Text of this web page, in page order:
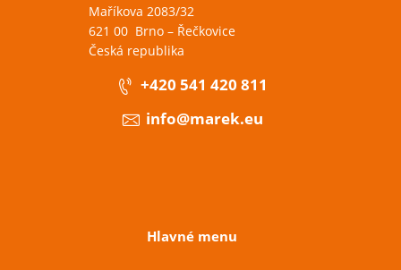
Maříkova 2083/32
621 00 Brno – Řečkovice
Česká republika
+420 541 420 811
info@marek.eu
Hlavné menu